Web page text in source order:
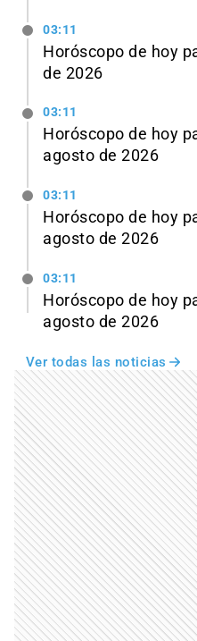
03:11
Horóscopo de hoy
de 2026
03:11
Horóscopo de hoy
agosto de 2026
03:11
Horóscopo de hoy
agosto de 2026
03:11
Horóscopo de hoy
agosto de 2026
Ver todas las noticias